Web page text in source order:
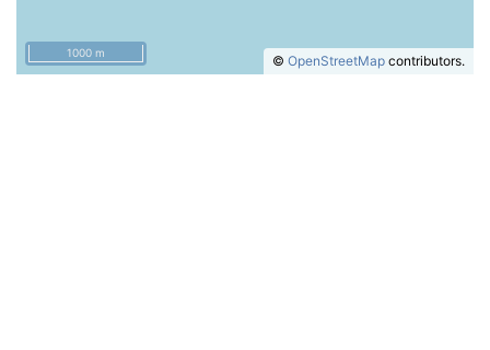
© OpenStreetMap contributors.
1000 m